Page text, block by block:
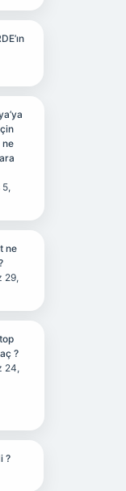
ne
5,
ne
29,
?
24,
?